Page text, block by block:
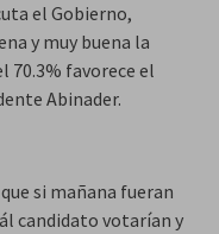
el Gobierno,
y muy buena la
70.3% favorece el
Abinader.
si mañana fueran
candidato votarían y